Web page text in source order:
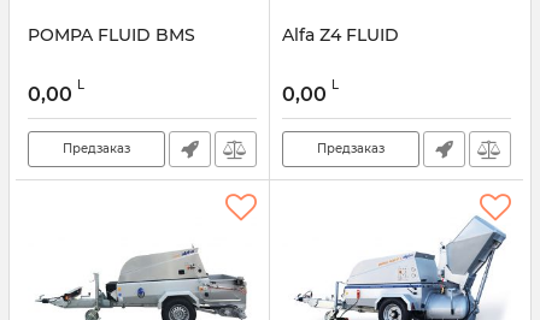
POMPA FLUID BMS
0,00 L
Предзаказ
Alfa Z4 FLUID
0,00 L
Предзаказ